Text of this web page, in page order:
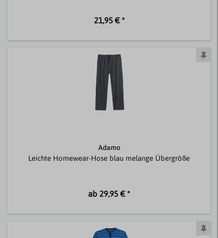
21,95 € *
Adamo
Leichte Homewear-Hose blau melange Übergröße
ab 29,95 € *